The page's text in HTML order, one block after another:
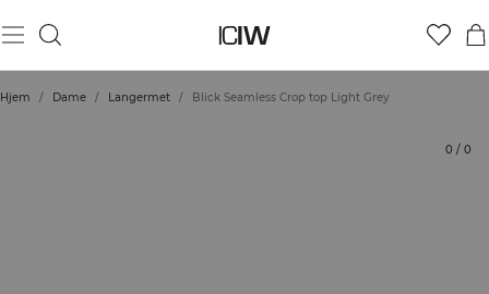
Hjem / Dame / Langermet / Blick Seamless Crop top Light Grey
0 / 0